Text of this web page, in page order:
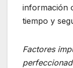
información
tiempo y
Factores